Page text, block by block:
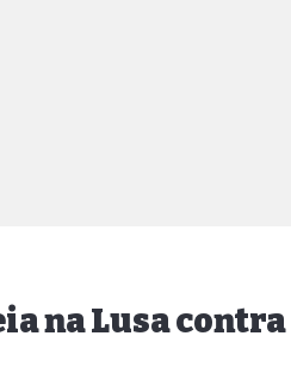
na Lusa